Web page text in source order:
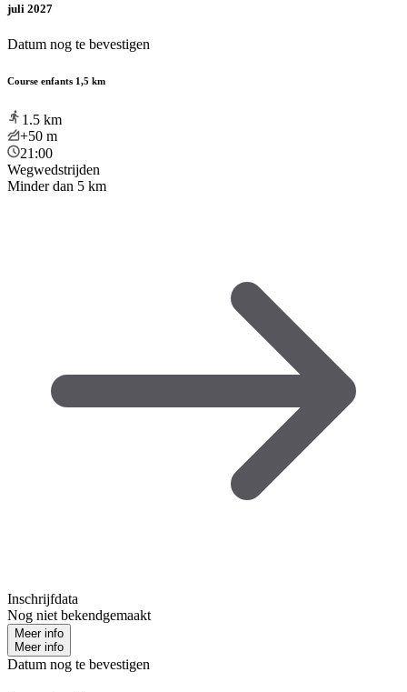
juli 2027
Datum nog te bevestigen
Course enfants 1,5 km
1.5 km
+50 m
21:00
Wegwedstrijden
Minder dan 5 km
Inschrijfdata
Nog niet bekendgemaakt
Meer info
Meer info
Datum nog te bevestigen